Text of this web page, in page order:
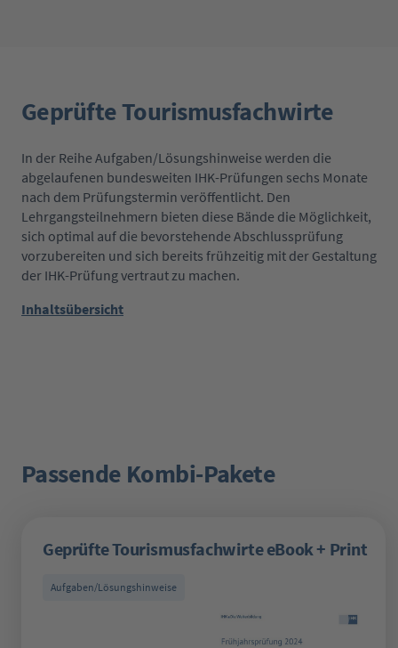
Geprüfte Tourismusfachwirte
In der Reihe Aufgaben/Lösungshinweise werden die
abgelaufenen bundesweiten IHK-Prüfungen sechs Monate
nach dem Prüfungstermin veröffentlicht. Den
Lehrgangsteilnehmern bieten diese Bände die Möglichkeit,
sich optimal auf die bevorstehende Abschlussprüfung
vorzubereiten und sich bereits frühzeitig mit der Gestaltung
der IHK-Prüfung vertraut zu machen.
Inhaltsübersicht
Produktgalerie überspringen
Passende Kombi-Pakete
Geprüfte Tourismusfachwirte eBook + Print
Aufgaben/Lösungshinweise